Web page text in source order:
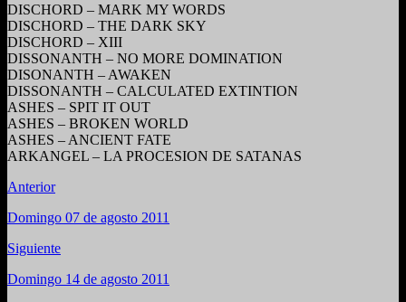
DISCHORD – MARK MY WORDS
DISCHORD – THE DARK SKY
DISCHORD – XIII
DISSONANTH – NO MORE DOMINATION
DISONANTH – AWAKEN
DISSONANTH – CALCULATED EXTINTION
ASHES – SPIT IT OUT
ASHES – BROKEN WORLD
ASHES – ANCIENT FATE
ARKANGEL – LA PROCESION DE SATANAS
Anterior
Domingo 07 de agosto 2011
Siguiente
Domingo 14 de agosto 2011